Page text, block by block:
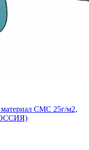
материал СМС 25г/м2,